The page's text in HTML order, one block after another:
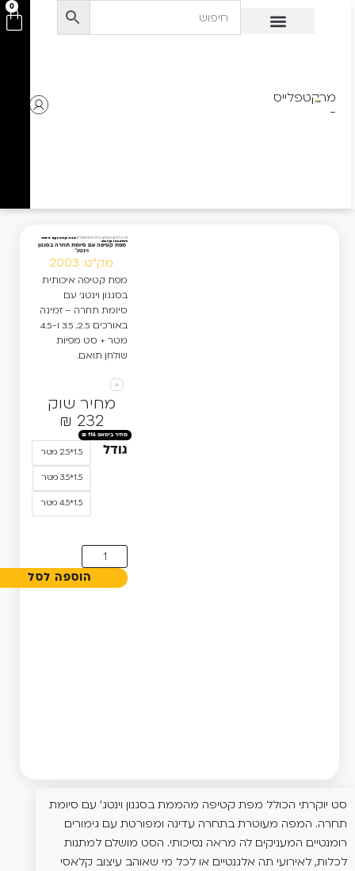
מרקטפלייס
-
0
דף הבית / חנות / לבית לגן ולמשרד/ מפת קטיפה עם סיומת
תחרה בסגנון וינטג'
מפת קטיפה עם סיומת תחרה בסגנון
וינטג'
מק"ט: 2003
מפת קטיפה איכותית
בסגנון וינטג' עם
סיומת תחרה – זמינה
באורכים 2.5, 3.5 ו-4.5
מטר + סט מפיות
שולחן תואם.
מחיר שוק
232 ₪
₪ 116
גודל 1.5*2.5 מטר
1.5*3.5 מטר
1.5*4.5 מטר
הוספה לסל
סט יוקרתי הכולל מפת קטיפה מהממת בסגנון וינטג' עם סיומת
תחרה. המפה מעוטרת בתחרה עדינה ומפורטת עם גימורים
רומנטיים המעניקים לה מראה נסיכותי. הסט מושלם למתנות
לכלות, לאירועי תה אלגנטיים או לכל מי שאוהב עיצוב קלאסי